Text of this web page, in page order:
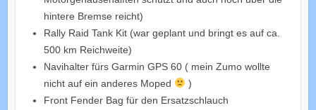
hintere Bremse reicht)
Rally Raid Tank Kit (war geplant und bringt es auf ca.
500 km Reichweite)
Navihalter fürs Garmin GPS 60 ( mein Zumo wollte
nicht auf ein anderes Moped
)
Front Fender Bag für den Ersatzschlauch